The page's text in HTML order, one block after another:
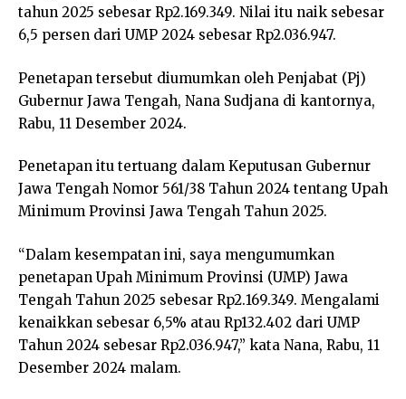
tahun 2025 sebesar Rp2.169.349. Nilai itu naik sebesar
6,5 persen dari UMP 2024 sebesar Rp2.036.947.
Penetapan tersebut diumumkan oleh Penjabat (Pj)
Gubernur Jawa Tengah, Nana Sudjana di kantornya,
Rabu, 11 Desember 2024.
Penetapan itu tertuang dalam Keputusan Gubernur
Jawa Tengah Nomor 561/38 Tahun 2024 tentang Upah
Minimum Provinsi Jawa Tengah Tahun 2025.
“Dalam kesempatan ini, saya mengumumkan
penetapan Upah Minimum Provinsi (UMP) Jawa
Tengah Tahun 2025 sebesar Rp2.169.349. Mengalami
kenaikkan sebesar 6,5% atau Rp132.402 dari UMP
Tahun 2024 sebesar Rp2.036.947,” kata Nana, Rabu, 11
Desember 2024 malam.